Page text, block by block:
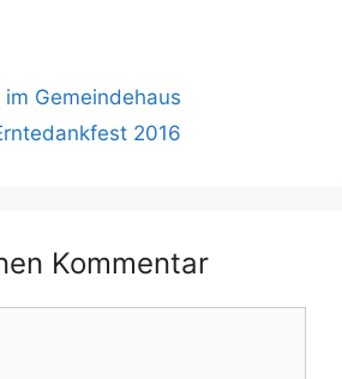
Gemeindehaus
2016
Kommentar